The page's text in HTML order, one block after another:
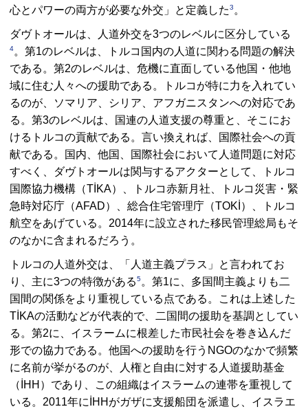
心とパワーの両方が必要な外交」と定義した3 。
ダヴトオールは、人道外交を3つのレベルに区分している
4。第1のレベルは、トルコ国内の人道に関わる問題の解決
である。第2のレベルは、危機に直面している他国・他地
域に住む人々への援助である。トルコが特に力を入れてい
るのが、ソマリア、シリア、アフガニスタンへの対応であ
る。第3のレベルは、国連の人道支援の尊重と、そこにお
けるトルコの貢献である。言い換えれば、国際社会への貢
献である。国内、他国、国際社会において人道問題に対応
すべく、ダヴトオールは関与するアクターとして、トルコ
国際協力機構（TİKA）、トルコ赤新月社、トルコ災害・緊
急時対応庁（AFAD）、総合住宅管理庁（TOKİ）、トルコ
航空をあげている。2014年に設立された移民管理総局もそ
のなかに含まれるだろう。
トルコの人道外交は、「人道主義プラス」と言われてお
り、主に3つの特徴がある5。第1に、多国間主義よりも二
国間の関係をより重視している点である。これは上述した
TİKAの活動などが代表的で、二国間の援助を基調としてい
る。第2に、イスラームに根差した市民社会を巻き込んだ
形での協力である。他国への援助を行うNGOのなかで頻繁
に名前が挙がるのが、人権と自由に対する人道援助基金
（İHH）であり、この組織はイスラームの連帯を重視して
いる。2011年にİHHがガザに支援船団を派遣し、イスラエ